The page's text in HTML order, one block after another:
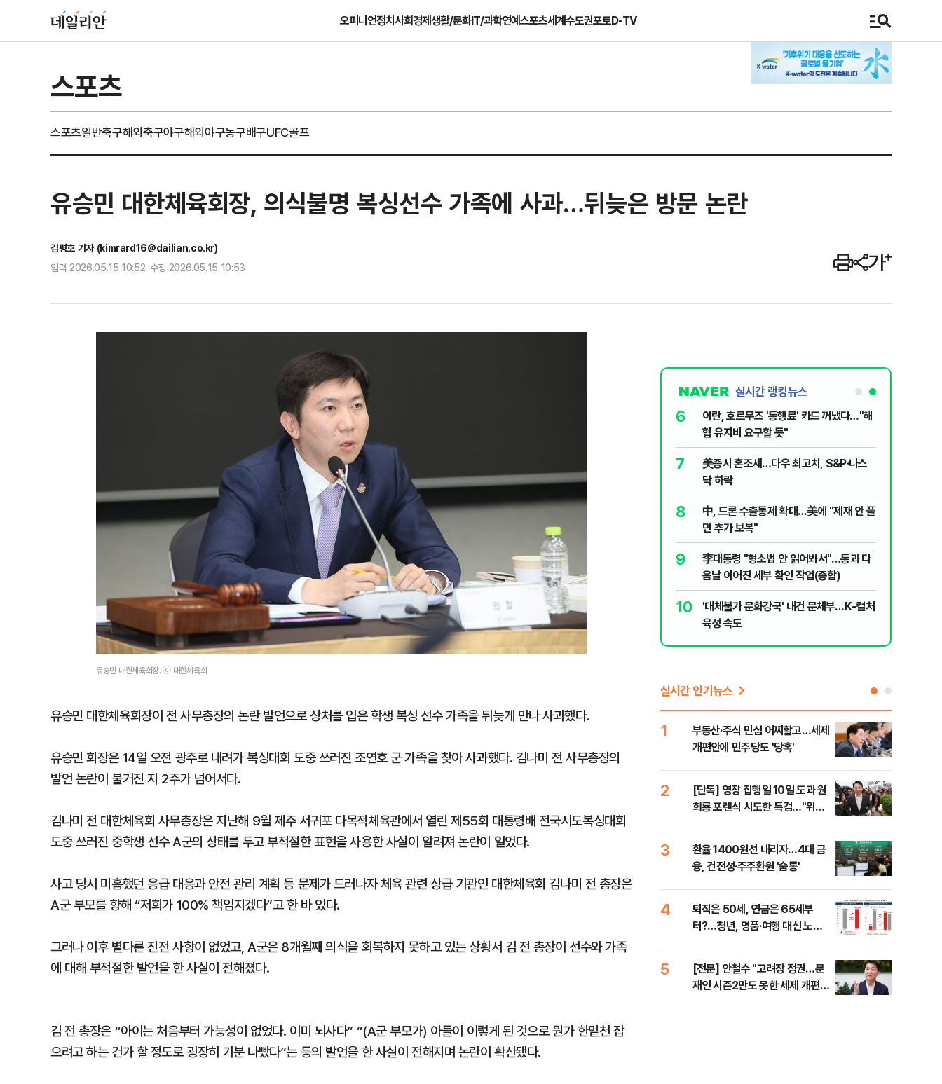
오피니언정치사회경제생활/문화IT/과학연예스포츠세계수도권포토D-TV
스포츠
스포츠일반축구해외축구야구해외야구농구배구UFC골프
유승민 대한체육회장, 의식불명 복싱선수 가족에 사과…뒤늦은 방문 논란
김평호 기자 (kimrard16@dailian.co.kr)
입력 2026.05.15 10:52 수정 2026.05.15 10:53
유승민 대한체육회장. ⓒ 대한체육회
유승민 대한체육회장이 전 사무총장의 논란 발언으로 상처를 입은 학생 복싱 선수 가족을 뒤늦게 만나 사과했다.
유승민 회장은 14일 오전 광주로 내려가 복싱대회 도중 쓰러진 조연호 군 가족을 찾아 사과했다. 김나미 전 사무총장의
발언 논란이 불거진 지 2주가 넘어서다.
김나미 전 대한체육회 사무총장은 지난해 9월 제주 서귀포 다목적체육관에서 열린 제55회 대통령배 전국시도복싱대회
도중 쓰러진 중학생 선수 A군의 상태를 두고 부적절한 표현을 사용한 사실이 알려져 논란이 일었다.
사고 당시 미흡했던 응급 대응과 안전 관리 계획 등 문제가 드러나자 체육 관련 상급 기관인 대한체육회 김나미 전 총장은
A군 부모를 향해 “저희가 100% 책임지겠다”고 한 바 있다.
그러나 이후 별다른 진전 사항이 없었고, A군은 8개월째 의식을 회복하지 못하고 있는 상황서 김 전 총장이 선수와 가족
에 대해 부적절한 발언을 한 사실이 전해졌다.
김 전 총장은 “아이는 처음부터 가능성이 없었다. 이미 뇌사다” “(A군 부모가) 아들이 이렇게 된 것으로 뭔가 한밑천 잡
으려고 하는 건가 할 정도로 굉장히 기분 나빴다”는 등의 발언을 한 사실이 전해지며 논란이 확산됐다.
실시간 랭킹뉴스
에 민주당도 '당혹'
3
2030은 배달음식·단음료 맘껏 먹어도 될
줄 알았나…'처절한 대가' [김효경의 데일
국민의힘 윤리위 '외부 유출 의혹' 파장 지
속…당 안팎 비판 확산
꿈쩍 않는 서학개미, 절세 혜택에도 ‘미장’
간다
6
이란, 호르무즈 '통행료' 카드 꺼냈다…"해
협 유지비 요구할 듯"
7
美증시 혼조세…다우 최고치, S&P·나스
닥 하락
8
中, 드론 수출통제 확대…美에 "제재 안 풀
면 추가 보복"
9
李대통령 "형소법 안 읽어봐서"…통과 다
음날 이어진 세부 확인 작업(종합)
10
'대체불가 문화강국' 내건 문체부…K-컬처
육성 속도
실시간 인기뉴스
1
부동산·주식 민심 어찌할고…세제
개편안에 민주당도 '당혹'
2
[단독] 영장 집행일 10일 도과 원
희룡 포렌식 시도한 특검…"위법
3
환율 1400원선 내리자…4대 금
융, 건전성·주주환원 '숨통'
4
퇴직은 50세, 연금은 65세부
터?…청년, 명품·여행 대신 노후
5
[전문] 안철수 "고려장 정권…문
재인 시즌2만도 못한 세제 개편